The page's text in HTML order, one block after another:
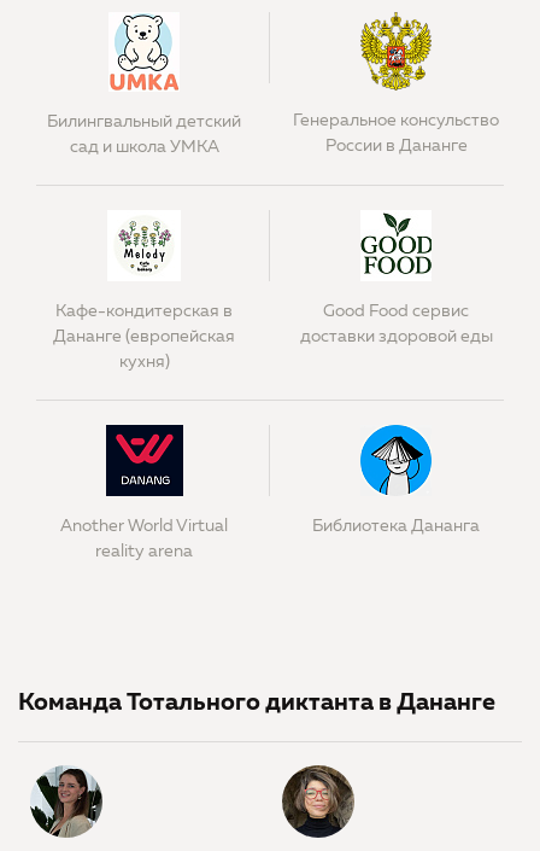
Билингвальный детский
сад и школа УМКА
Генеральное консульство
России в Дананге
Кафе-кондитерская в
Дананге (европейская
кухня)
Good Food сервис
доставки здоровой еды
Another World Virtual
reality arena
Библиотека Дананга
Команда Тотального диктанта в Дананге